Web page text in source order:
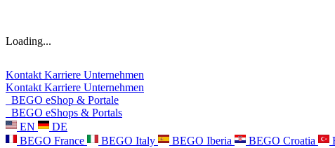
Loading...
Kontakt Karriere Unternehmen
Kontakt Karriere Unternehmen
BEGO eShop & Portale
BEGO eShops & Portals
EN
DE
BEGO France
BEGO Italy BEGO Iberia BEGO Croatia